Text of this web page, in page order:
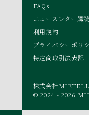
FAQs
ニュースレター購読
利用規約
プライバシーポリ
特定商取引法表記
株式会社MIETELL
© 2024 - 2026